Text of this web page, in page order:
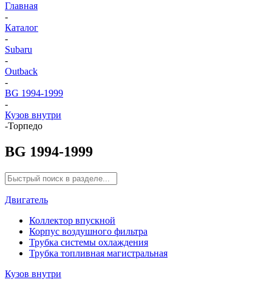
Главная
-
Каталог
-
Subaru
-
Outback
-
BG 1994-1999
-
Кузов внутри
-Торпедо
BG 1994-1999
Двигатель
Коллектор впускной
Корпус воздушного фильтра
Трубка системы охлаждения
Трубка топливная магистральная
Кузов внутри